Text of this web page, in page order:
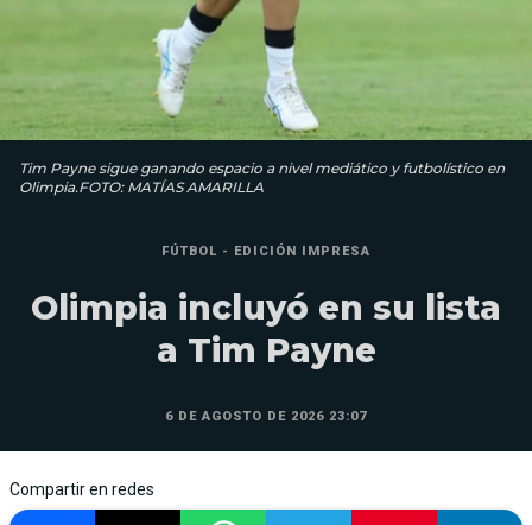
Tim Payne sigue ganando espacio a nivel mediático y futbolístico en
Olimpia.FOTO: MATÍAS AMARILLA
FÚTBOL - EDICIÓN IMPRESA
Olimpia incluyó en su lista
a Tim Payne
6 DE AGOSTO DE 2026 23:07
Compartir en redes